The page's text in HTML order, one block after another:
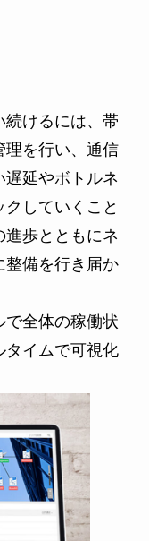
続けるには、帯
理を行い、通信
延やボトルネ
していくこと
歩とともにネ
整備を行き届か
で全体の稼働状
タイムで可視化